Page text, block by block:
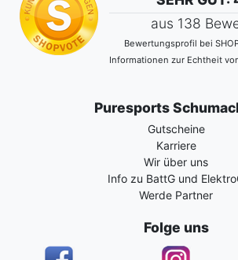
aus 138
Bewertungsprofil bei
Informationen zur Echtheit
Puresports
Gutscheine
Karriere
Wir über uns
Info zu BattG und
Werde Partner
Folge uns